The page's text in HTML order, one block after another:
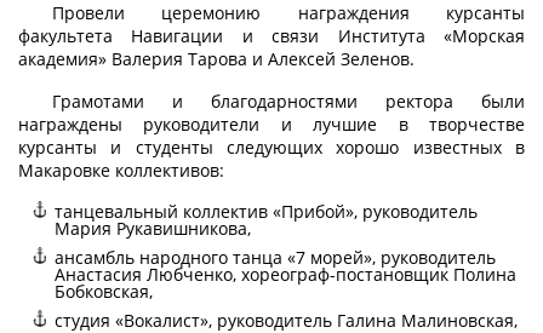
Провели церемонию награждения курсанты
факультета Навигации и связи Института «Морская
академия» Валерия Тарова и Алексей Зеленов.
Грамотами и благодарностями ректора были
награждены руководители и лучшие в творчестве
курсанты и студенты следующих хорошо известных в
Макаровке коллективов:
танцевальный коллектив «Прибой», руководитель
Мария Рукавишникова,
ансамбль народного танца «7 морей», руководитель
Анастасия Любченко, хореограф-постановщик Полина
Бобковская,
студия «Вокалист», руководитель Галина Малиновская,